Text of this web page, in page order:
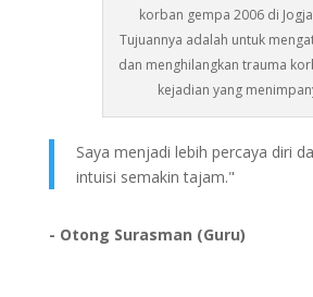
korban gempa 2006 di
Tujuannya adalah untuk
dan menghilangkan trauma
kejadian yang
Saya menjadi lebih percaya diri
intuisi semakin tajam."
- Otong Surasman (Guru)